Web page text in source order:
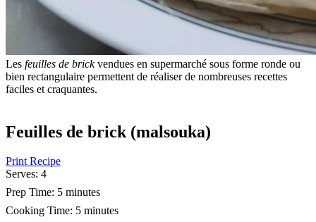
Les feuilles de brickvendues en supermarché sous forme ronde ou
bien rectangulaire permettent de réaliser de nombreuses recettes
faciles et craquantes.
Feuilles de brick (malsouka)
Print Recipe
Serves: 4
Prep Time: 5 minutes
Cooking Time: 5 minutes